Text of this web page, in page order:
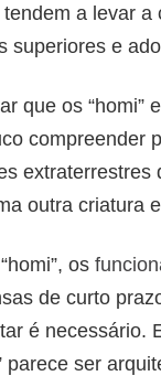
tendem a levar
superiores e
que os “homi”
compreender
outra criatura
os
de curto
é necessário.
parece ser